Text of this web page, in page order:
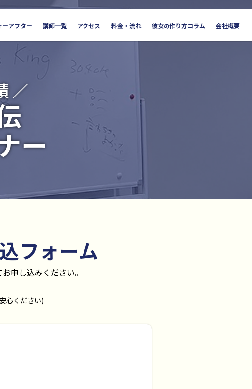
ーアフター 講師一覧 アクセス 料金・流れ 彼女の作り方コラム 会社概要
／
ー
フォーム
申し込みください。
心ください)